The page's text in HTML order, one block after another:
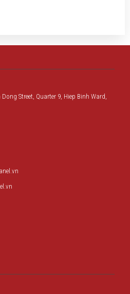
Street, Quarter 9, Hiep Binh Ward,